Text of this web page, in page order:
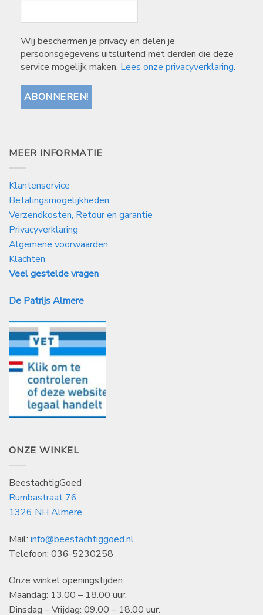
Wij beschermen je privacy en delen je
persoonsgegevens uitsluitend met derden die deze
service mogelijk maken. Lees onze privacyverklaring.
MEER INFORMATIE
Klantenservice
Betalingsmogelijkheden
Verzendkosten, Retour en garantie
Privacyverklaring
Algemene voorwaarden
Klachten
Veel gestelde vragen
De Patrijs Almere
ONZE WINKEL
BeestachtigGoed
Rumbastraat 76
1326 NH Almere
Mail: info@beestachtiggoed.nl
Telefoon: 036-5230258
Onze winkel openingstijden:
Maandag: 13.00 – 18.00 uur.
Dinsdag – Vrijdag: 09.00 – 18.00 uur.